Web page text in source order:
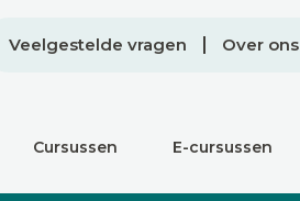
Veelgestelde vragen Over ons
Cursussen E-cursussen